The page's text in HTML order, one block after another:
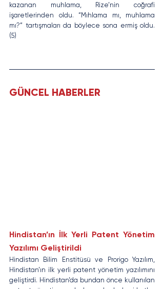
kazanan muhlama, Rize’nin coğrafi
işaretlerinden oldu. “Mıhlama mı, muhlama
mı?” tartışmaları da böylece sona ermiş oldu.
(5)
GÜNCEL HABERLER
Hindistan’ın İlk Yerli Patent Yönetim
Yazılımı Geliştirildi
Hindistan Bilim Enstitüsü ve Prorigo Yazılım,
Hindistan’ın ilk yerli patent yönetim yazılımını
geliştirdi. Hindistan’da bundan önce kullanılan